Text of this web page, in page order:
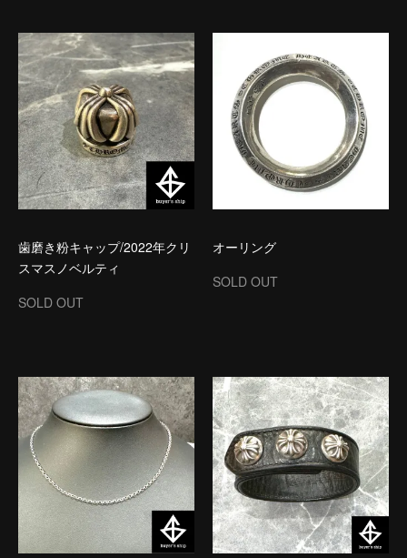
歯磨き粉キャップ/2022年クリ
スマスノベルティ
SOLD OUT
オーリング
SOLD OUT